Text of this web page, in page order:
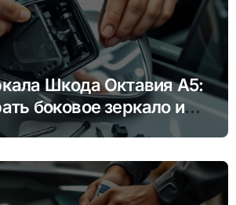
Шкода Октавия А5:
боковое зеркало и
элемент своими